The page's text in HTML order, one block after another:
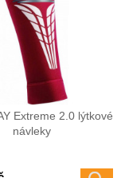
Extreme 2.0 lýtkové
návleky